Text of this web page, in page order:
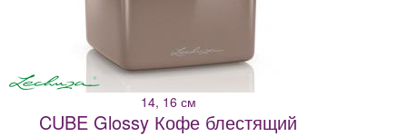
14, 16 см
CUBE Glossy Кофе блестящий